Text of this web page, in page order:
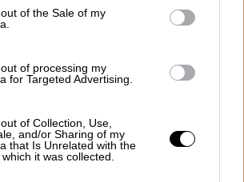
of the Sale of my
of processing my
for Targeted Advertising.
of Collection, Use,
and/or Sharing of my
that Is Unrelated with the
it was collected.
είχε πέσει ένας άλλος
ίδιο δέντρο, είχαμε
δήμο, τους είπαμε ότι είναι
την ευθύνη, δεν άνοιξε
να το μαζέψουν. Πρέπει ο
την ευθύνη του».